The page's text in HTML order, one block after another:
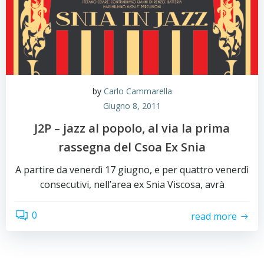
by Carlo Cammarella
Giugno 8, 2011
J2P – jazz al popolo, al via la prima
rassegna del Csoa Ex Snia
A partire da venerdì 17 giugno, e per quattro venerdì
consecutivi, nell’area ex Snia Viscosa, avrà
0 read more